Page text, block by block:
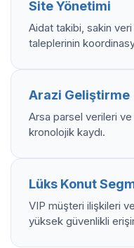
Site Yönetimi
Aidat takibi, sakin
taleplerinin
Arazi Geliştirme
Arsa parsel verileri
kronolojik kaydı.
Lüks Konut
VIP müşteri ilişkileri
yüksek güvenlikli